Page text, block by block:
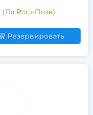
(Ля Рош-Позе)
Резервировать